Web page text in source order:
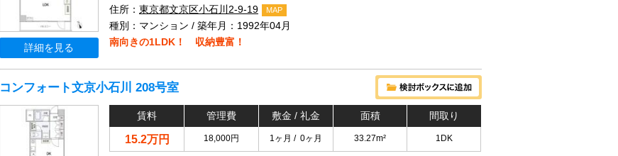
詳細を見る
住所： 東京都文京区小石川2-9-19 MAP
種別：マンション / 築年月：1992年04月
南向きの1LDK！ 収納豊富！
コンフォート文京小石川 208号室
賃料 管理費 敷金 / 礼金 面積 間取り
15.2万円 18,000円 1ヶ月 / 0ヶ月 33.27m² 1DK